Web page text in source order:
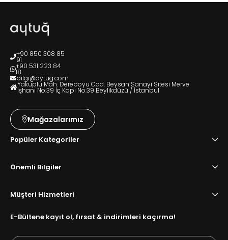
+90 850 308 85
91
+90 531 223 84
18
bilgi@aytug.com
Yakuplu Mah. Dereboyu Cad. Beysan Sanayi Sitesi Merve
İşhanı No:39 İç Kapı No:39 Beylikdüzü / İstanbul
Mağazalarımız
Popüler Kategoriler
Önemli Bilgiler
Müşteri Hizmetleri
E-Bültene kayıt ol, fırsat & indirimleri kaçırma!